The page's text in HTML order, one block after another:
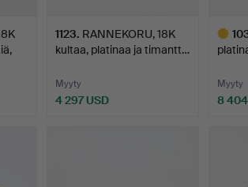
1123. RANNEKORU, 18K
kultaa, platinaa ja timantt…
Myyty
4 297 USD
Myyty
8